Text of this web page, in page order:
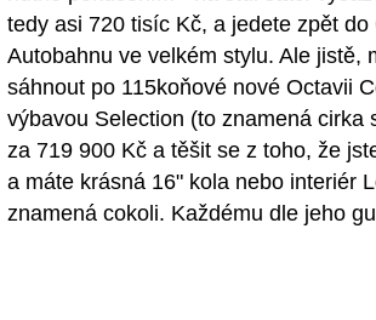
tedy asi 720 tisíc Kč, a jedete zpět do
Autobahnu ve velkém stylu. Ale jistě,
sáhnout po 115koňové nové Octavii
výbavou Selection (to znamená cirka
za 719 900 Kč a těšit se z toho, že
a máte krásná 16" kola nebo interiér
znamená cokoli. Každému dle jeho